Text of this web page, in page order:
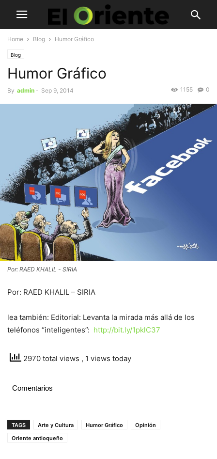
Home Blog Humor Gráfico
Blog
Humor Gráfico
By admin - Sep 9, 2014 0
1155
Por: RAED KHALIL - SIRIA
Por: RAED KHALIL – SIRIA
lea también: Editorial: Levanta la mirada más allá de los
teléfonos “inteligentes”: http://bit.ly/1pklC37
2970 total views , 1 views today
Comentarios
TAGS Arte y Cultura Humor Gráfico
Opinión
Oriente antioqueño